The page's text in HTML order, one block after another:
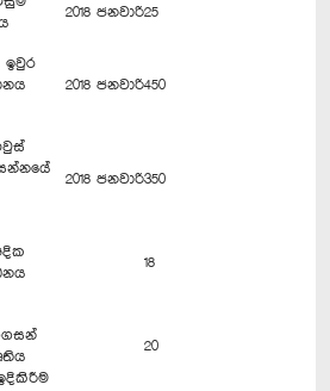
2018 ජනවාරි25
ඉවුර
2018 ජනවාරි450
2018 ජනවාරි350
18
ඉදිකිරීම
20